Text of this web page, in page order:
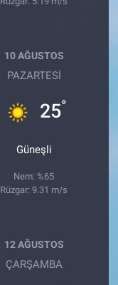
10 AĞUSTOS
PAZARTESI
25°
Güneşli
Nem: %65
Rüzgar: 9.31 m/s
12 AĞUSTOS
ÇARŞAMBA